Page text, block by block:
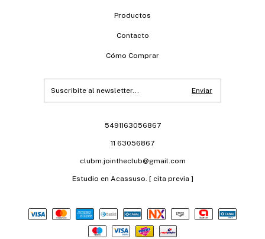
Productos
Contacto
Cómo Comprar
5491163056867
11 63056867
clubm.jointheclub@gmail.com
Estudio en Acassuso. [ cita previa ]